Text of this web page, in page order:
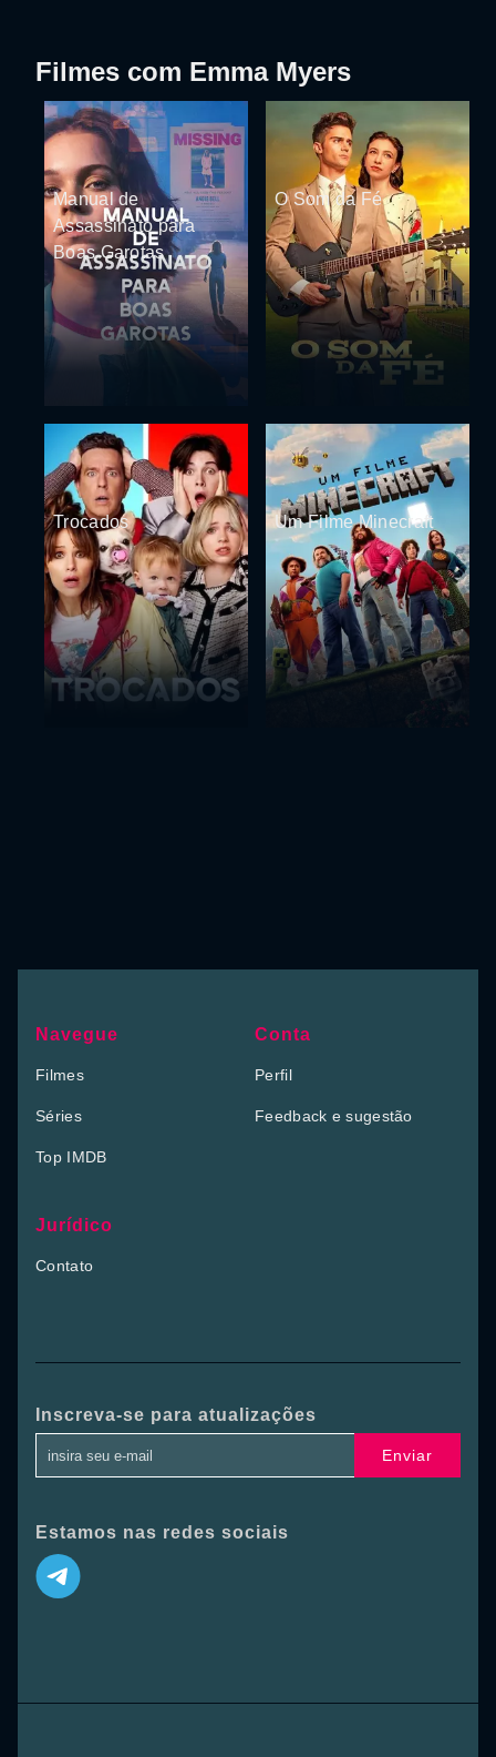
Filmes com Emma Myers
Manual de
Assassinato para
Boas Garotas
O Som da Fé
Trocados Um Filme Minecraft
Navegue
Filmes
Séries
Top IMDB
Conta
Perfil
Feedback e sugestão
Jurídico
Contato
Inscreva-se para atualizações
Enviar
Estamos nas redes sociais